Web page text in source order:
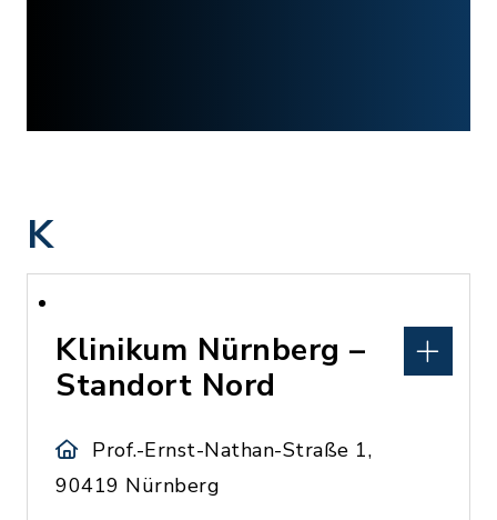
K
Klinikum Nürnberg –
Standort Nord
Prof.-Ernst-Nathan-Straße 1,
90419 Nürnberg